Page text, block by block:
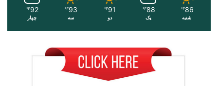
86
℉
شنبه
88
℉
یک
91
℉
دو
93
℉
سه
92
℉
چهار